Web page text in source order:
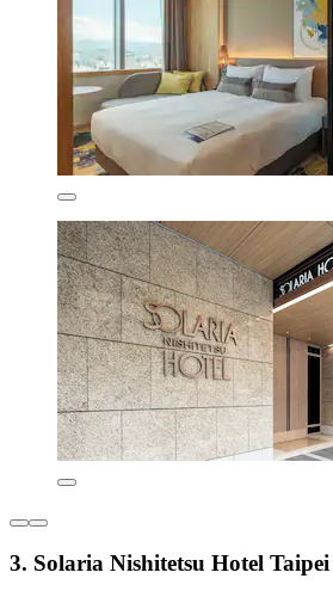
3. Solaria Nishitetsu Hotel